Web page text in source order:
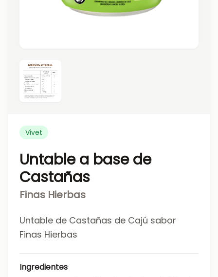
Vivet
Untable a base de
Castañas
Finas Hierbas
Untable de Castañas de Cajú sabor
Finas Hierbas
Ingredientes